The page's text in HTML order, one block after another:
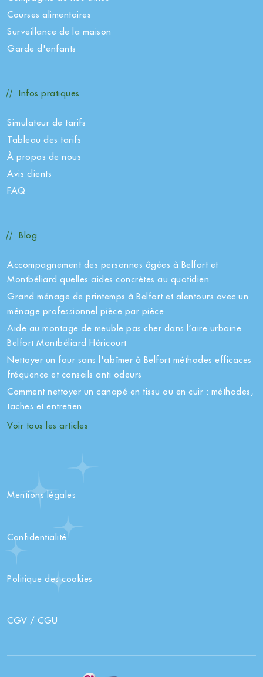
Courses alimentaires
Surveillance de la maison
Garde d'enfants
Infos pratiques
Simulateur de tarifs
Tableau des tarifs
À propos de nous
Avis clients
FAQ
Blog
Accompagnement des personnes âgées à Belfort et
Montbéliard quelles aides concrètes au quotidien
Grand ménage de printemps à Belfort et alentours avec un
ménage professionnel pièce par pièce
Aide au montage de meuble pas cher dans l’aire urbaine
Belfort Montbéliard Héricourt
Nettoyer un four sans l'abîmer à Belfort méthodes efficaces
fréquence et conseils anti odeurs
Comment nettoyer un canapé en tissu ou en cuir : méthodes,
taches et entretien
Voir tous les articles
Mentions légales
Confidentialité
Politique des cookies
CGV / CGU